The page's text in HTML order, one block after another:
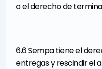
o el derecho de
6.6 Sempa tiene el
entregas y rescindir el